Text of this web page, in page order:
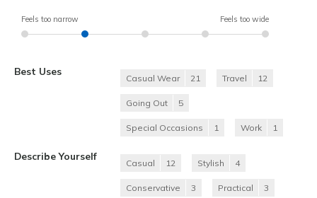
Feels too narrow Feels too wide
Best Uses
Casual Wear 21 Travel 12
Going Out 5
Special Occasions 1 Work 1
Describe Yourself
Casual 12 Stylish 4
Conservative 3 Practical 3